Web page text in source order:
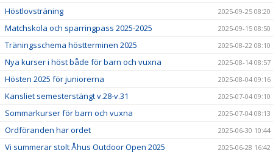
Höstlovsträning 2025-09-25 08:20
Matchskola och sparringpass 2025-2025 2025-09-15 08:50
Träningsschema höstterminen 2025 2025-08-22 08:10
Nya kurser i höst både för barn och vuxna 2025-08-14 08:57
Hösten 2025 för juniorerna 2025-08-04 09:16
Kansliet semesterstängt v.28-v.31 2025-07-04 09:10
Sommarkurser för barn och vuxna 2025-07-04 08:13
Ordföranden har ordet 2025-06-30 10:44
Vi summerar stolt Åhus Outdoor Open 2025 2025-06-28 16:42